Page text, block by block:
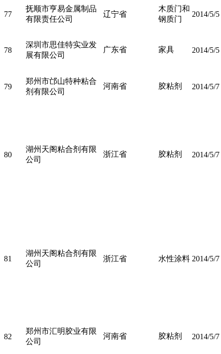
77
抚顺市亨易金属制品
有限责任公司
辽宁省
木质门和
钢质门
2014/5/5
78
深圳市思佳特实业发
展有限公司
广东省 家具 2014/5/5
79
郑州市邙山特种粘合
剂有限公司
河南省 胶粘剂 2014/5/7
80
湖州天阁粘合剂有限
公司
浙江省 胶粘剂 2014/5/7
81
湖州天阁粘合剂有限
公司
浙江省 水性涂料 2014/5/7
82
郑州市汇明胶业有限
公司
河南省 胶粘剂 2014/5/7